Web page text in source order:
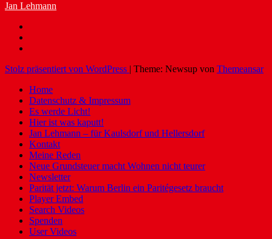
Jan Lehmann
Stolz präsentiert von WordPress | Theme: Newsup von Themeansar
Home
Datenschutz & Impressum
Es werde Licht!
Hier ist was kaputt!
Jan Lehmann – für Kaulsdorf und Hellersdorf
Kontakt
Meine Reden
Neue Grundsteuer macht Wohnen nicht teurer
Newsletter
Parität jetzt: Warum Berlin ein Paritégesetz braucht
Player Embed
Search Videos
Spenden
User Videos